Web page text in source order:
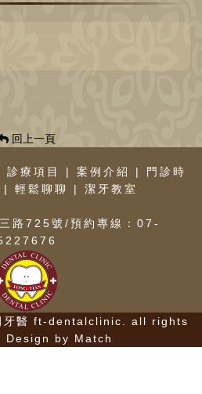
回上一頁
診療項目 | 案例介紹 |
門診時
| 輕鬆聊聊 | 潔牙教室
路725號/預約專線：07-
牙醫 ft-dentalclinic. all rights
Design by Match